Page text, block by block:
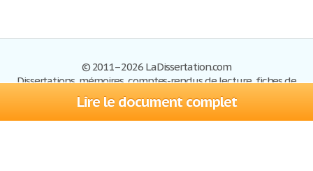
Lire le document complet
© 2011–2026 LaDissertation.com
Dissertations, mémoires, comptes-rendus de lecture, fiches de
lectures, exemples du BAC